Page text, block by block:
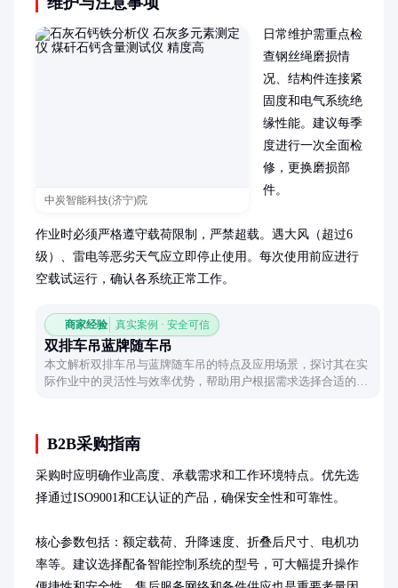
中炭智能科技(济宁)院
日常维护需重点检
查钢丝绳磨损情
况、结构件连接紧
固度和电气系统绝
缘性能。建议每季
度进行一次全面检
修，更换磨损部
件。
作业时必须严格遵守载荷限制，严禁超载。遇大风（超过6
级）、雷电等恶劣天气应立即停止使用。每次使用前应进行
空载试运行，确认各系统正常工作。
商家经验 真实案例 · 安全可信
双排车吊蓝牌随车吊
本文解析双排车吊与蓝牌随车吊的特点及应用场景，探讨其在实
际作业中的灵活性与效率优势，帮助用户根据需求选择合适的设
B2B采购指南
采购时应明确作业高度、承载需求和工作环境特点。优先选
择通过ISO9001和CE认证的产品，确保安全性和可靠性。
核心参数包括：额定载荷、升降速度、折叠后尺寸、电机功
率等。建议选择配备智能控制系统的型号，可大幅提升操作